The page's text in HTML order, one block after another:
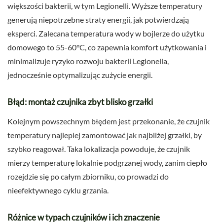
większości bakterii, w tym Legionelli. Wyższe temperatury
generują niepotrzebne straty energii, jak potwierdzają
eksperci. Zalecana temperatura wody w bojlerze do użytku
domowego to 55-60°C, co zapewnia komfort użytkowania i
minimalizuje ryzyko rozwoju bakterii Legionella,
jednocześnie optymalizując zużycie energii.
Błąd: montaż czujnika zbyt blisko grzałki
Kolejnym powszechnym błędem jest przekonanie, że czujnik
temperatury najlepiej zamontować jak najbliżej grzałki, by
szybko reagował. Taka lokalizacja powoduje, że czujnik
mierzy temperaturę lokalnie podgrzanej wody, zanim ciepło
rozejdzie się po całym zbiorniku, co prowadzi do
nieefektywnego cyklu grzania.
Różnice w typach czujników i ich znaczenie